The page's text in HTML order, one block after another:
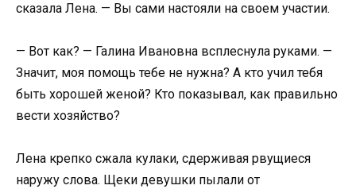
сказала Лена. — Вы сами настояли на своем участии.
— Вот как? — Галина Ивановна всплеснула руками. —
Значит, моя помощь тебе не нужна? А кто учил тебя
быть хорошей женой? Кто показывал, как правильно
вести хозяйство?
Лена крепко сжала кулаки, сдерживая рвущиеся
наружу слова. Щеки девушки пылали от